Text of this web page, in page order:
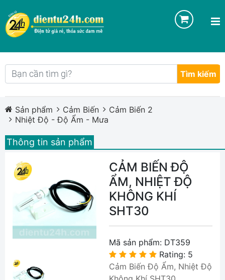
Tìm kiếm
Sản phẩm Cảm Biến
Cảm Biến 2
Nhiệt Độ - Độ Ẩm - Mưa
Thông tin sản phẩm
CẢM BIẾN ĐỘ
ẨM, NHIỆT ĐỘ
KHÔNG KHÍ
SHT30
Mã sản phẩm: DT359
Rating: 5
Cảm Biến Độ Ẩm, Nhiệt Độ